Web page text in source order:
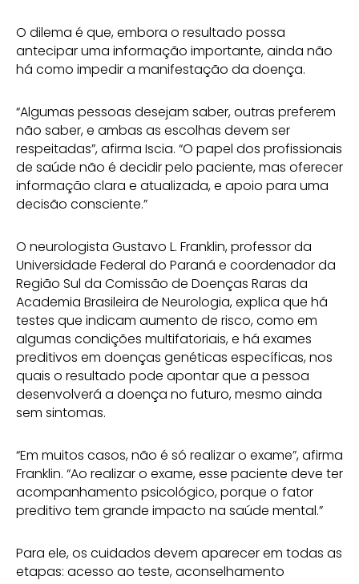
O dilema é que, embora o resultado possa
antecipar uma informação importante, ainda não
há como impedir a manifestação da doença.
“Algumas pessoas desejam saber, outras preferem
não saber, e ambas as escolhas devem ser
respeitadas”, afirma Iscia. “O papel dos profissionais
de saúde não é decidir pelo paciente, mas oferecer
informação clara e atualizada, e apoio para uma
decisão consciente.”
O neurologista Gustavo L. Franklin, professor da
Universidade Federal do Paraná e coordenador da
Região Sul da Comissão de Doenças Raras da
Academia Brasileira de Neurologia, explica que há
testes que indicam aumento de risco, como em
algumas condições multifatoriais, e há exames
preditivos em doenças genéticas específicas, nos
quais o resultado pode apontar que a pessoa
desenvolverá a doença no futuro, mesmo ainda
sem sintomas.
“Em muitos casos, não é só realizar o exame”, afirma
Franklin. “Ao realizar o exame, esse paciente deve ter
acompanhamento psicológico, porque o fator
preditivo tem grande impacto na saúde mental.”
Para ele, os cuidados devem aparecer em todas as
etapas: acesso ao teste, aconselhamento